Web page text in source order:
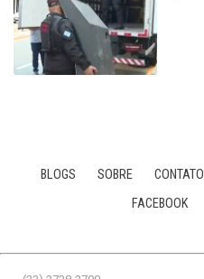
BLOGS SOBRE CONTATO
FACEBOOK